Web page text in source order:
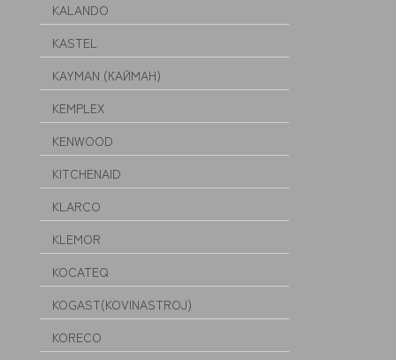
KALANDO
KASTEL
KAYMAN (КАЙМАН)
KEMPLEX
KENWOOD
KITCHENAID
KLARCO
KLEMOR
KOCATEQ
KOGAST(KOVINASTROJ)
KORECO